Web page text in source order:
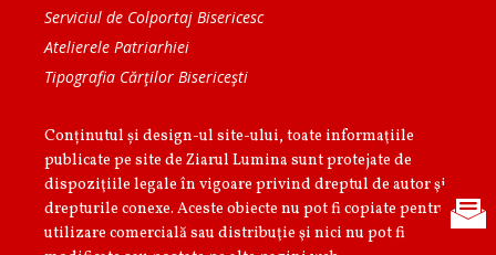
Serviciul de Colportaj Bisericesc
Atelierele Patriarhiei
Tipografia Cărţilor Bisericeşti
Conținutul și design-ul site-ului, toate informaţiile
publicate pe site de Ziarul Lumina sunt protejate de
dispoziţiile legale în vigoare privind dreptul de autor şi
drepturile conexe. Aceste obiecte nu pot fi copiate pentru
utilizare comercială sau distribuţie şi nici nu pot fi